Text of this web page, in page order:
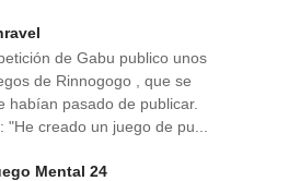
de Gabu publico unos
de Rinnogogo , que se
habían pasado de publicar.
"He creado un juego de pu...
Mental 24